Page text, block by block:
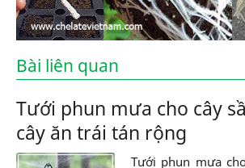
Bài liên quan
Tưới phun mưa cho cây
cây ăn trái tán rộng
Tưới phun mưa